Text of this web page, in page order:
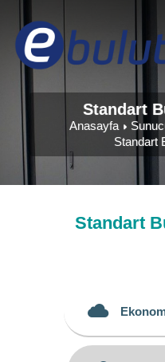
Standart
Anasayfa
Standart
Standart